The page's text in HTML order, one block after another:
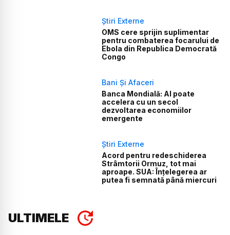
Știri Externe
OMS cere sprijin suplimentar
pentru combaterea focarului de
Ebola din Republica Democrată
Congo
Bani Și Afaceri
Banca Mondială: AI poate
accelera cu un secol
dezvoltarea economiilor
emergente
Știri Externe
Acord pentru redeschiderea
Strâmtorii Ormuz, tot mai
aproape. SUA: Înțelegerea ar
putea fi semnată până miercuri
ULTIMELE